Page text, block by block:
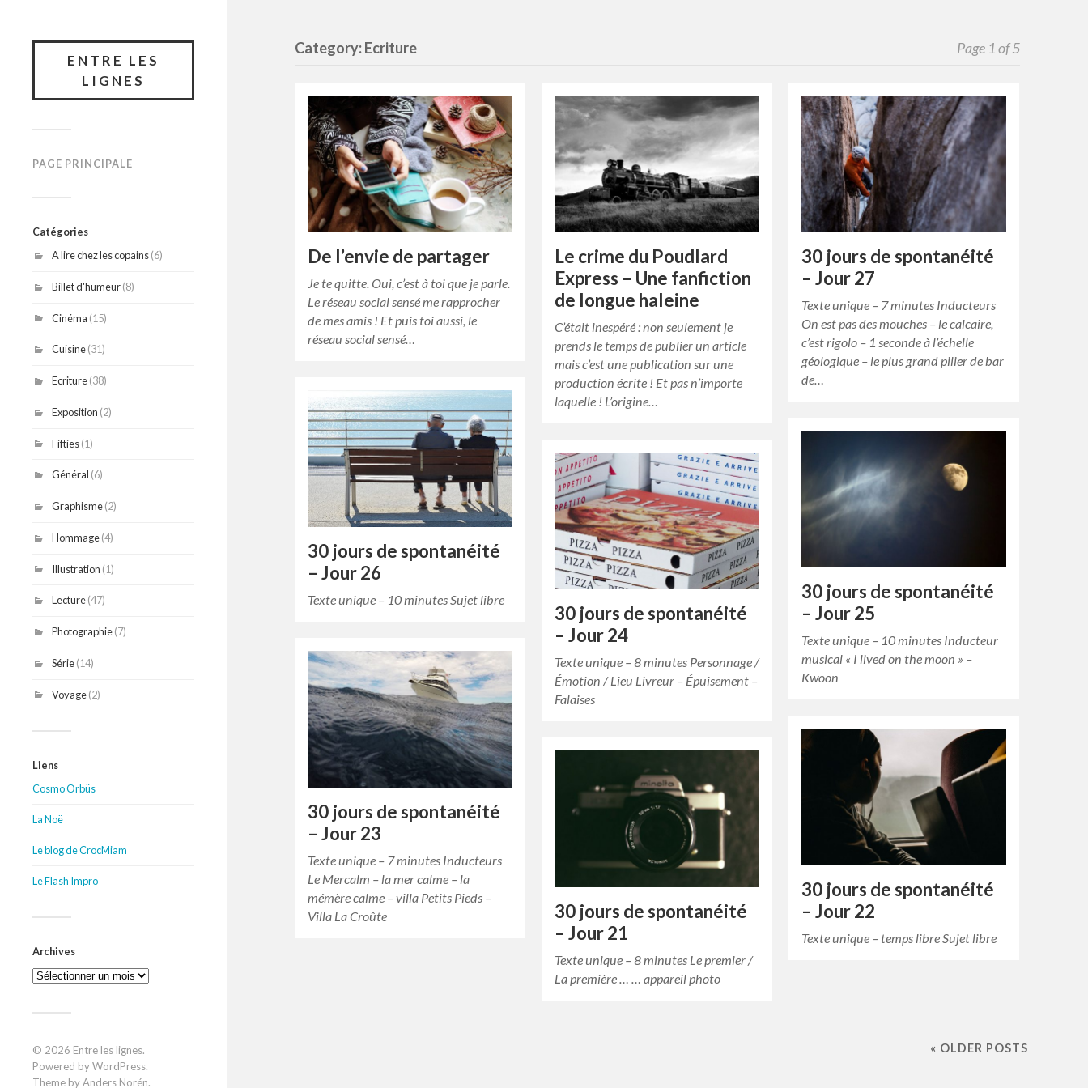
ENTRE LES
LIGNES
PAGE PRINCIPALE
Catégories
A lire chez les copains(6)
Billet d'humeur(8)
Cinéma (15)
Cuisine(31)
Ecriture(38)
Exposition (2)
Fifties(1)
Général (6)
Graphisme(2)
Hommage(4)
Illustration (1)
Lecture(47)
Photographie(7)
Série(14)
Voyage(2)
Liens
Cosmo Orbüs
La Noë
Le blog de CrocMiam
Le Flash Impro
Archives
Archives
© 2026 Entre les lignes.
Powered byWordPress.
Theme byAnders Norén.
Category: Ecriture Page 1 of 5
De l’envie de partager
Je te quitte. Oui, c’est à toi que je parle.
Le réseau social sensé me rapprocher
de mes amis ! Et puis toi aussi, le
réseau social sensé…
Le crime du Poudlard
Express – Une fanfiction
de longue haleine
C’était inespéré : non seulement je
prends le temps de publier un article
mais c’est une publication sur une
production écrite ! Et pas n’importe
laquelle ! L’origine…
30 jours de spontanéité
– Jour 27
Texte unique – 7 minutes Inducteurs
On est pas des mouches – le calcaire,
c’est rigolo – 1 seconde à l’échelle
géologique – le plus grand pilier de bar
de…
30 jours de spontanéité
– Jour 26
Texte unique – 10 minutes Sujet libre
30 jours de spontanéité
– Jour 25
Texte unique – 10 minutes Inducteur
musical « I lived on the moon » –
Kwoon
30 jours de spontanéité
– Jour 24
Texte unique – 8 minutes Personnage /
Émotion / Lieu Livreur – Épuisement –
Falaises
30 jours de spontanéité
– Jour 23
Texte unique – 7 minutes Inducteurs
Le Mercalm – la mer calme – la
mémère calme – villa Petits Pieds –
Villa La Croûte
30 jours de spontanéité
– Jour 22
Texte unique – temps libre Sujet libre
30 jours de spontanéité
– Jour 21
Texte unique – 8 minutes Le premier /
La première … … appareil photo
« OLDER POSTS